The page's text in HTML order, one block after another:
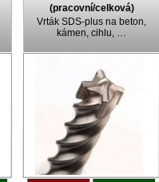
(pracovní/celková)
Vrták SDS-plus na beton,
kámen, cihlu, …